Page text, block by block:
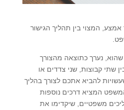
המצוי בין תהליך הגישור
נערך כתוצאה מהצורך
שתי קבוצות, שני צדדים או
להביא אתכם לצורך בהליך
המציא דרכים נוספות
משפטיים, שיקדימו את